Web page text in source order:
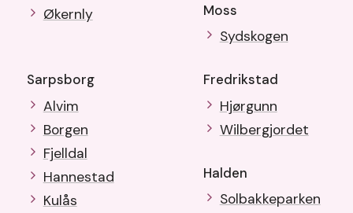
Økernly
Moss
Sydskogen
Sarpsborg
Alvim
Borgen
Fjelldal
Hannestad
Kulås
Fredrikstad
Hjørgunn
Wilbergjordet
Halden
Solbakkeparken